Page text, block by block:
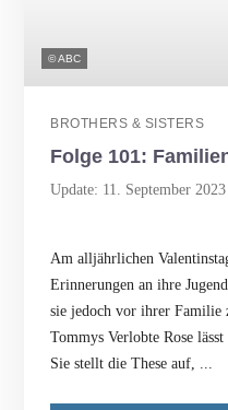
© ABC
BROTHERS & SISTERS
Folge 101:
Update: 11. September 2023
Am alljährlichen
Erinnerungen an ihre
sie jedoch vor ihrer Familie
Tommys Verlobte Rose
Sie stellt die These auf, ...